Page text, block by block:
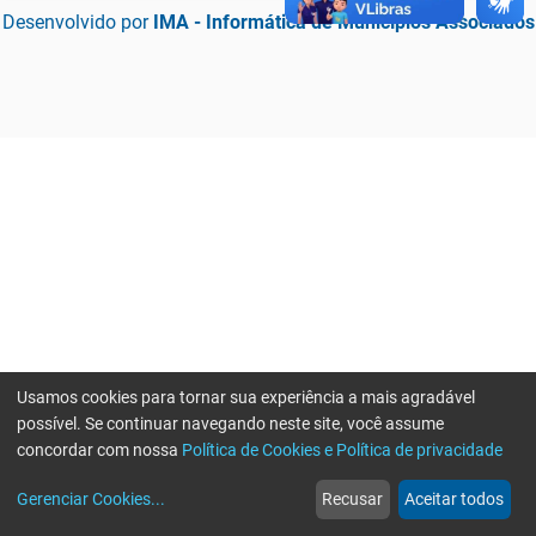
Desenvolvido por IMA - Informática de Municípios Associados
web
Notícias
more_horiz
Mais
Usamos cookies para tornar sua experiência a mais agradável
possível. Se continuar navegando neste site, você assume
concordar com nossa Política de Cookies e Política de privacidade
Gerenciar Cookies... Recusar Aceitar todos
Erro ao enviar informações, por favor tente novamente